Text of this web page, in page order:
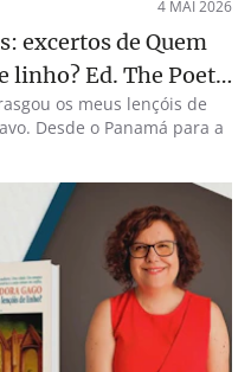
4 MAI 2026
excertos de Quem
linho? Ed. The Poets
os meus lençóis de
Desde o Panamá para a